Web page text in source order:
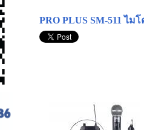
PRO PLUS SM-511 ไ